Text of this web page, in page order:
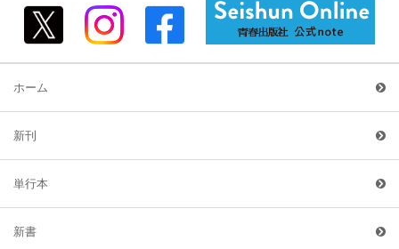
ホーム
新刊
単行本
新書